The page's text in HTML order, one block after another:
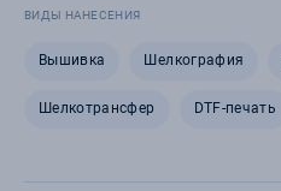
ВИДЫ НАНЕСЕНИЯ
Вышивка Шелкография
Шелкотрансфер DTF-печать